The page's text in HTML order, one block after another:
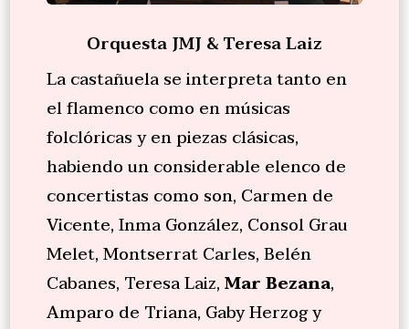
Orquesta JMJ & Teresa Laiz
La castañuela se interpreta tanto en
el flamenco como en músicas
folclóricas y en piezas clásicas,
habiendo un considerable elenco de
concertistas como son, Carmen de
Vicente, Inma González, Consol Grau
Melet, Montserrat Carles, Belén
Cabanes, Teresa Laiz,Mar Bezana,
Amparo de Triana, Gaby Herzog y